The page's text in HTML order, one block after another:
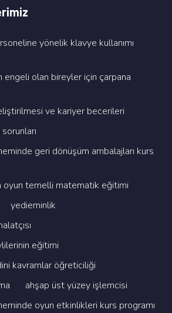
yöneli̇k klavye kullanimi
engeli̇ olan bi̇reyler i̇çi̇n çarpana
ve kari̇yer beceri̇leri̇
geri̇ dönüşüm ambalajlari kurs
oyun temelli̇ matemati̇k eği̇ti̇mi̇
yedi̇emi̇nli̇k
eği̇ti̇mi̇
kavramlar öğreti̇ci̇li̇ği̇
ahşap üst yüzey i̇şlemci̇si̇
oyun etki̇nli̇kleri̇ kurs programi